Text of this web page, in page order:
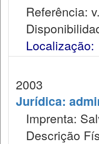
Referência:
Localização:
2003
Jurídica:
Imprenta:
Descrição